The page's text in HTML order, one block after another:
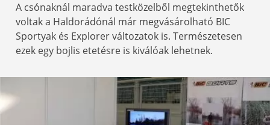
A csónaknál maradva testközelből megtekinthetők
voltak a Haldorádónál már megvásárolható BIC
Sportyak és Explorer változatok is. Természetesen
ezek egy bojlis etetésre is kiválóak lehetnek.